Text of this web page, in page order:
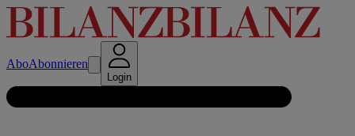
AboAbonnieren
Login